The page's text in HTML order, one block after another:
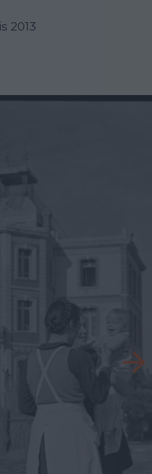
2013